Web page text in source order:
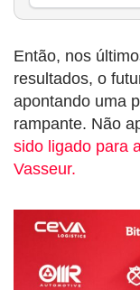
Então, nos
resultados, o
apontando uma
rampante. Não
sido ligado para
Vasseur.